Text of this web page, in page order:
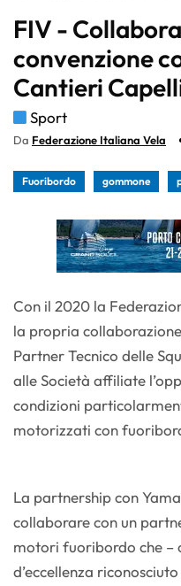
FIV -
convenzione
Cantieri
Sport
Da Federazione Italiana Vela
Fuoribordo gommone
Con il 2020 la
la propria
Partner Tecnico delle
alle Società affiliate
condizioni
motorizzati con
La partnership con
collaborare con un
motori fuoribordo che –
d’eccellenza